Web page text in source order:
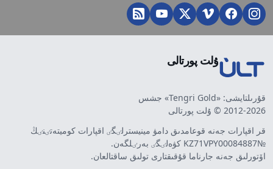
ۇلت پورتالى
قۇرىلتايشى: «Tengri Gold» جشس
2012-2026 © ۇلت پورتالى
قر اقپارات جەنە قوعامدىق دامۋ مينيسترلٸگٸ اقپارات كوميتەتٸنٸڭ
№KZ71VPY00084887 كۋەلٸگٸ بەرٸلگەن.
اۆتورلىق جەنە جارناما قۇقىقتارى تولىق ساقتالعان.